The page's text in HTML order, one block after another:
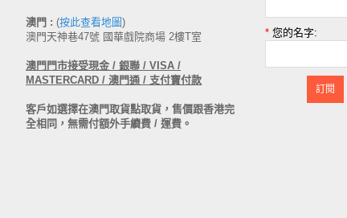
澳門 : (按此查看地圖)
澳門天神巷47號 國華戲院商場 2樓T室
澳門 門市接受現金 / 銀聯 / VISA /
MASTERCARD / 澳門通 / 支付寶付款
客戶如選擇在澳門取貨點取貨，售價跟香港完
全相同，無需付額外手續費 / 運費。
* 您的名字:
訂閱